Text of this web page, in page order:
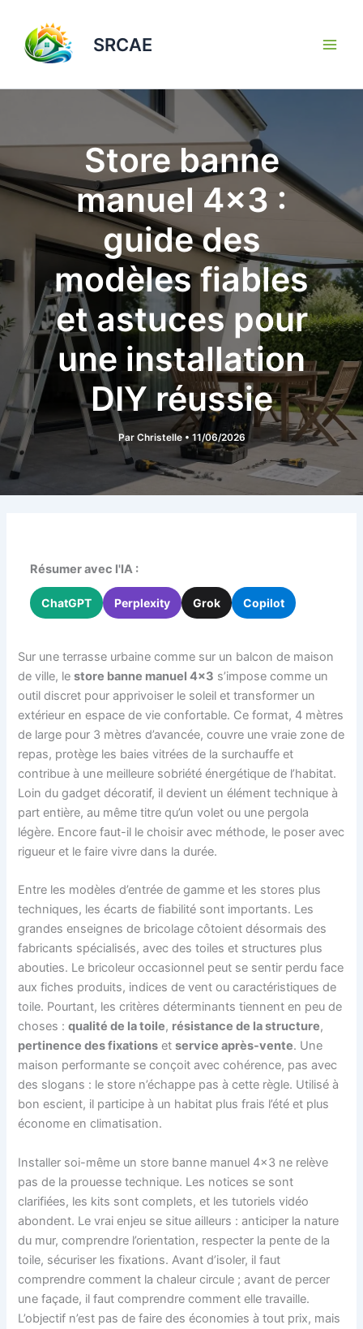
contenu
SRCAE
Store banne
manuel 4×3 :
guide des
modèles fiables
et astuces pour
une installation
DIY réussie
Par Christelle • 11/06/2026
Résumer avec l'IA :
ChatGPT Perplexity Grok Copilot
Sur une terrasse urbaine comme sur un balcon de maison
de ville, lestore banne manuel 4×3 s’impose comme un
outil discret pour apprivoiser le soleil et transformer un
extérieur en espace de vie confortable. Ce format, 4 mètres
de large pour 3 mètres d’avancée, couvre une vraie zone de
repas, protège les baies vitrées de la surchauffe et
contribue à une meilleure sobriété énergétique de l’habitat.
Loin du gadget décoratif, il devient un élément technique à
part entière, au même titre qu’un volet ou une pergola
légère. Encore faut-il le choisir avec méthode, le poser avec
rigueur et le faire vivre dans la durée.
Entre les modèles d’entrée de gamme et les stores plus
techniques, les écarts de fiabilité sont importants. Les
grandes enseignes de bricolage côtoient désormais des
fabricants spécialisés, avec des toiles et structures plus
abouties. Le bricoleur occasionnel peut se sentir perdu face
aux fiches produits, indices de vent ou caractéristiques de
toile. Pourtant, les critères déterminants tiennent en peu de
choses :qualité de la toile, résistance de la structure,
pertinence des fixations etservice après-vente. Une
maison performante se conçoit avec cohérence, pas avec
des slogans : le store n’échappe pas à cette règle. Utilisé à
bon escient, il participe à un habitat plus frais l’été et plus
économe en climatisation.
Installer soi-même un store banne manuel 4×3 ne relève
pas de la prouesse technique. Les notices se sont
clarifiées, les kits sont complets, et les tutoriels vidéo
abondent. Le vrai enjeu se situe ailleurs : anticiper la nature
du mur, comprendre l’orientation, respecter la pente de la
toile, sécuriser les fixations. Avant d’isoler, il faut
comprendre comment la chaleur circule ; avant de percer
une façade, il faut comprendre comment elle travaille.
L’objectif n’est pas de faire des économies à tout prix, mais